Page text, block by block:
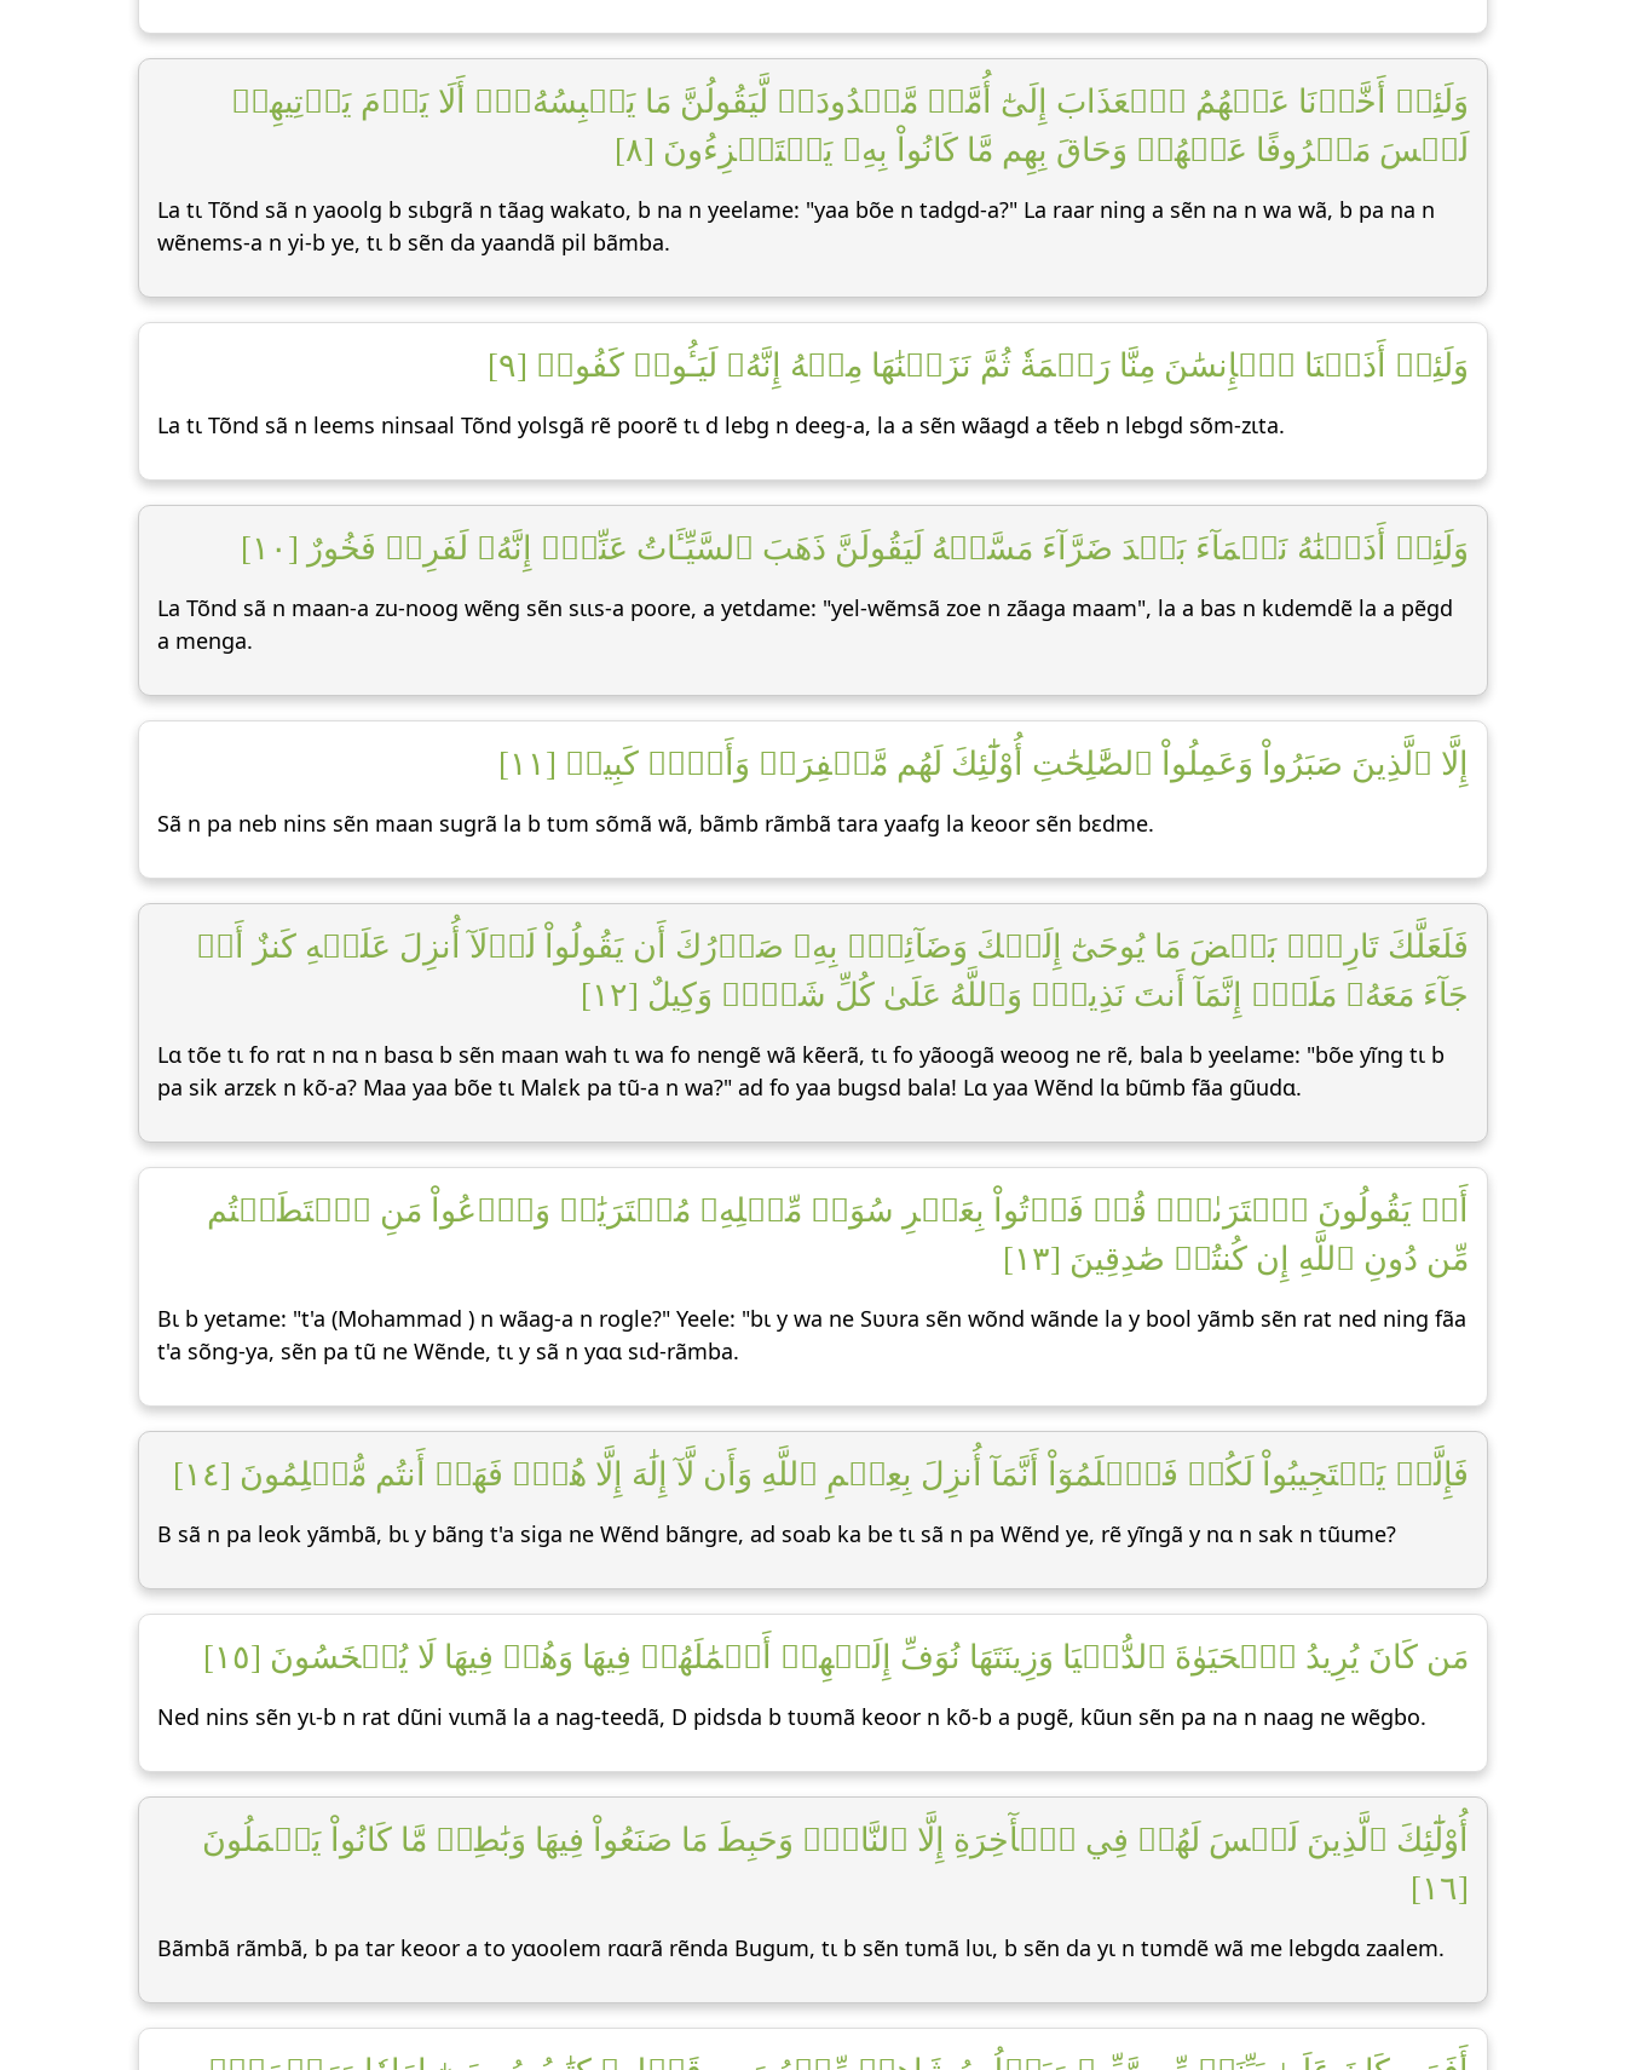
وَلَئِنۡ أَخَّرۡنَا عَنۡهُمُ ٱلۡعَذَابَ إِلَىٰٓ أُمَّةٖ مَّعۡدُودَةٖ لَّيَقُولُنَّ مَا يَحۡبِسُهُۥٓۗ أَلَا يَوۡمَ يَأۡتِيهِمۡ
لَيۡسَ مَصۡرُوفًا عَنۡهُمۡ وَحَاقَ بِهِم مَّا كَانُواْ بِهِۦ يَسۡتَهۡزِءُونَ [٨]
La tɩ Tõnd sã n yaoolg b sɩbgrã n tãag wakato, b na n yeelame: "yaa bõe n tadgd-a?" La raar ning a sẽn na n wa wã, b pa na n
wẽnems-a n yi-b ye, tɩ b sẽn da yaandã pil bãmba.
وَلَئِنۡ أَذَقۡنَا ٱلۡإِنسَٰنَ مِنَّا رَحۡمَةٗ ثُمَّ نَزَعۡنَٰهَا مِنۡهُ إِنَّهُۥ لَيَـُٔوسٞ كَفُورٞ [٩]
La tɩ Tõnd sã n leems ninsaal Tõnd yolsgã rẽ poorẽ tɩ d lebg n deeg-a, la a sẽn wãagd a tẽeb n lebgd sõm-zɩta.
وَلَئِنۡ أَذَقۡنَٰهُ نَعۡمَآءَ بَعۡدَ ضَرَّآءَ مَسَّتۡهُ لَيَقُولَنَّ ذَهَبَ ٱلسَّيِّـَٔاتُ عَنِّيٓۚ إِنَّهُۥ لَفَرِحٞ فَخُورٌ [١٠]
La Tõnd sã n maan-a zu-noog wẽng sẽn sɩɩs-a poore, a yetdame: "yel-wẽmsã zoe n zãaga maam", la a bas n kɩdemdẽ la a pẽgd
a menga.
إِلَّا ٱلَّذِينَ صَبَرُواْ وَعَمِلُواْ ٱلصَّٰلِحَٰتِ أُوْلَٰٓئِكَ لَهُم مَّغۡفِرَةٞ وَأَجۡرٞ كَبِيرٞ [١١]
Sã n pa neb nins sẽn maan sugrã la b tʋm sõmã wã, bãmb rãmbã tara yaafg la keoor sẽn bεdme.
فَلَعَلَّكَ تَارِكُۢ بَعۡضَ مَا يُوحَىٰٓ إِلَيۡكَ وَضَآئِقُۢ بِهِۦ صَدۡرُكَ أَن يَقُولُواْ لَوۡلَآ أُنزِلَ عَلَيۡهِ كَنزٌ أَوۡ
جَآءَ مَعَهُۥ مَلَكٌۚ إِنَّمَآ أَنتَ نَذِيرٞۚ وَٱللَّهُ عَلَىٰ كُلِّ شَيۡءٖ وَكِيلٌ [١٢]
Lɑ tõe tɩ fo rɑt n nɑ n basɑ b sẽn maan wah tɩ wa fo nengẽ wã kẽerã, tɩ fo yãoogã weoog ne rẽ, bala b yeelame: "bõe yĩng tɩ b
pa sik arzεk n kõ-a? Maa yaa bõe tɩ Malεk pa tũ-a n wa?" ad fo yaa bugsd bala! Lɑ yaa Wẽnd lɑ bũmb fãa gũudɑ.
أَمۡ يَقُولُونَ ٱفۡتَرَىٰهُۖ قُلۡ فَأۡتُواْ بِعَشۡرِ سُوَرٖ مِّثۡلِهِۦ مُفۡتَرَيَٰتٖ وَٱدۡعُواْ مَنِ ٱسۡتَطَعۡتُم
مِّن دُونِ ٱللَّهِ إِن كُنتُمۡ صَٰدِقِينَ [١٣]
Bɩ b yetame: "t'a (Mohammad ) n wãag-a n rogle?" Yeele: "bɩ y wa ne Sʋʋra sẽn wõnd wãnde la y bool yãmb sẽn rat ned ning fãa
t'a sõng-ya, sẽn pa tũ ne Wẽnde, tɩ y sã n yɑɑ sɩd-rãmba.
فَإِلَّمۡ يَسۡتَجِيبُواْ لَكُمۡ فَٱعۡلَمُوٓاْ أَنَّمَآ أُنزِلَ بِعِلۡمِ ٱللَّهِ وَأَن لَّآ إِلَٰهَ إِلَّا هُوَۖ فَهَلۡ أَنتُم مُّسۡلِمُونَ [١٤]
B sã n pa leok yãmbã, bɩ y bãng t'a siga ne Wẽnd bãngre, ad soab ka be tɩ sã n pa Wẽnd ye, rẽ yĩngã y nɑ n sak n tũume?
مَن كَانَ يُرِيدُ ٱلۡحَيَوٰةَ ٱلدُّنۡيَا وَزِينَتَهَا نُوَفِّ إِلَيۡهِمۡ أَعۡمَٰلَهُمۡ فِيهَا وَهُمۡ فِيهَا لَا يُبۡخَسُونَ [١٥]
Ned nins sẽn yɩ-b n rat dũni vɩɩmã la a nag-teedã, D pidsda b tʋʋmã keoor n kõ-b a pʋgẽ, kũun sẽn pa na n naag ne wẽgbo.
أُوْلَٰٓئِكَ ٱلَّذِينَ لَيۡسَ لَهُمۡ فِي ٱلۡأٓخِرَةِ إِلَّا ٱلنَّارُۖ وَحَبِطَ مَا صَنَعُواْ فِيهَا وَبَٰطِلٞ مَّا كَانُواْ يَعۡمَلُونَ
[١٦]
Bãmbã rãmbã, b pa tar keoor a to yɑoolem rɑɑrã rẽnda Bugum, tɩ b sẽn tʋmã lʋɩ, b sẽn da yɩ n tʋmdẽ wã me lebgdɑ zaalem.